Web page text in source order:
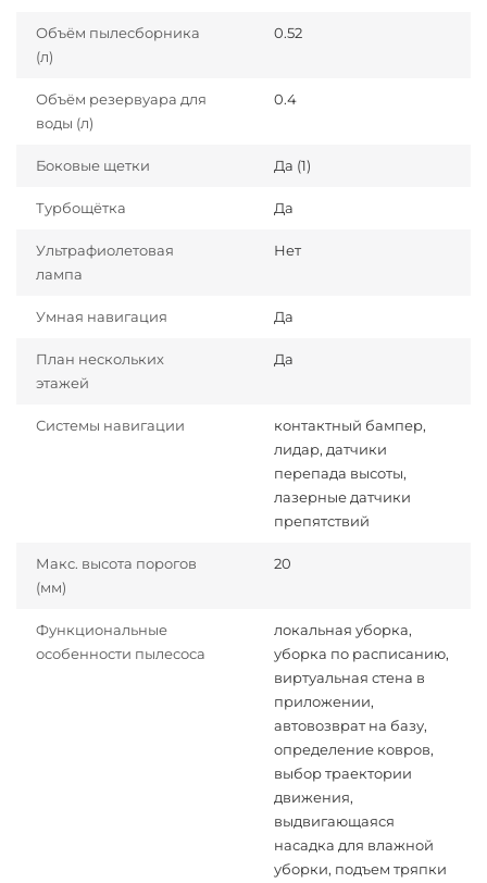
Объём пылесборника
(л)
0.52
Объём резервуара для
воды (л)
0.4
Боковые щетки Да (1)
Турбощётка Да
Ультрафиолетовая
лампа
Нет
Умная навигация Да
План нескольких
этажей
Да
Системы навигации
контактный бампер,
лидар, датчики
перепада высоты,
лазерные датчики
препятствий
Макс. высота порогов
(мм)
20
Функциональные
особенности пылесоса
локальная уборка,
уборка по расписанию,
виртуальная стена в
приложении,
автовозврат на базу,
определение ковров,
выбор траектории
движения,
выдвигающаяся
насадка для влажной
уборки, подъем тряпки